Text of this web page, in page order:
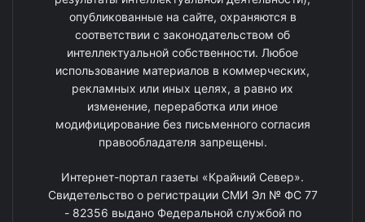
опубликованные на сайте, охраняются в
соответствии с законодательством об
интеллектуальной собственности. Любое
использование материалов в коммерческих,
рекламных или иных целях, а равно их
изменение, переработка или иное
модифицирование без письменного согласия
правообладателя запрещены.
Интернет-портал газеты «Крайний Север».
Свидетельство о регистрации СМИ Эл № ФС 77
- 82356 выдано Федеральной службой по